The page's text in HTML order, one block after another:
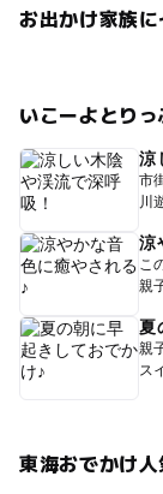
お出かけ家族
いこーよとり
涼
市
川
涼
こ
親
夏
親
ス
東海おでかけ